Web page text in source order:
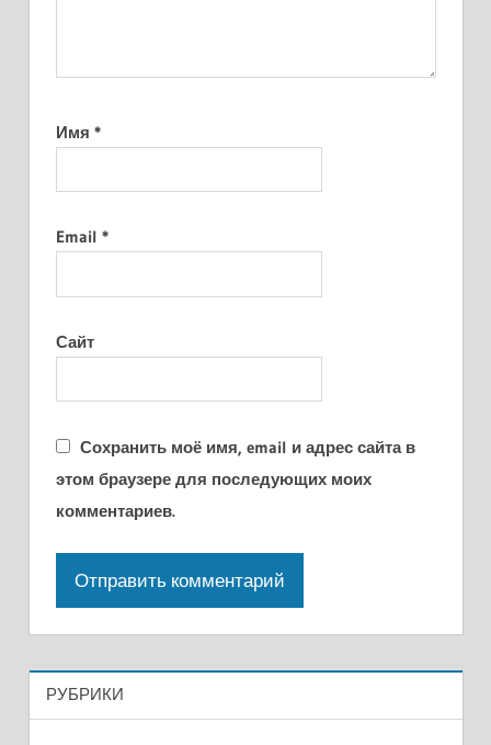
Имя *
Email *
Сайт
Сохранить моё имя, email и адрес сайта в
этом браузере для последующих моих
комментариев.
РУБРИКИ